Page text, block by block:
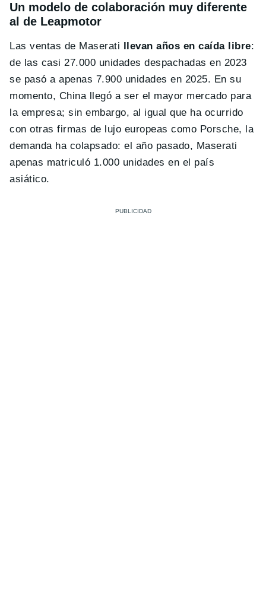
Un modelo de colaboración muy diferente
al de Leapmotor
Las ventas de Maserati llevan años en caída libre:
de las casi 27.000 unidades despachadas en 2023
se pasó a apenas 7.900 unidades en 2025. En su
momento, China llegó a ser el mayor mercado para
la empresa; sin embargo, al igual que ha ocurrido
con otras firmas de lujo europeas como Porsche, la
demanda ha colapsado: el año pasado, Maserati
apenas matriculó 1.000 unidades en el país
asiático.